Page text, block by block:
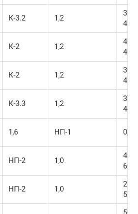
К-3.2 1,2
300-
450
К-2 1,2
400-
480
К-2 1,2
300-
450
К-3.3 1,2
370-
440
1,6 НП-1 0,8
НП-2 1,0
400-
600
НП-2 1,0
280-
520